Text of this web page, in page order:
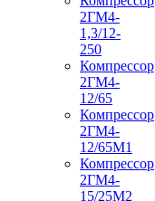
2ГМ4-
1,3/12-
250
Компрессор
2ГМ4-
12/65
Компрессор
2ГМ4-
12/65М1
Компрессор
2ГМ4-
15/25М2